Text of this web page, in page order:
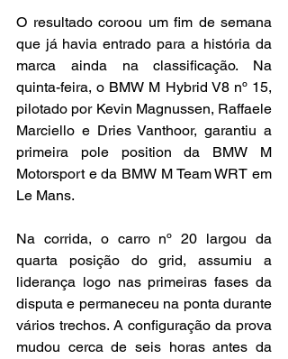
O resultado coroou um fim de semana
que já havia entrado para a história da
marca ainda na classificação. Na
quinta-feira, o BMW M Hybrid V8 nº 15,
pilotado por Kevin Magnussen, Raffaele
Marciello e Dries Vanthoor, garantiu a
primeira pole position da BMW M
Motorsport e da BMW M Team WRT em
Le Mans.
Na corrida, o carro nº 20 largou da
quarta posição do grid, assumiu a
liderança logo nas primeiras fases da
disputa e permaneceu na ponta durante
vários trechos. A configuração da prova
mudou cerca de seis horas antes da